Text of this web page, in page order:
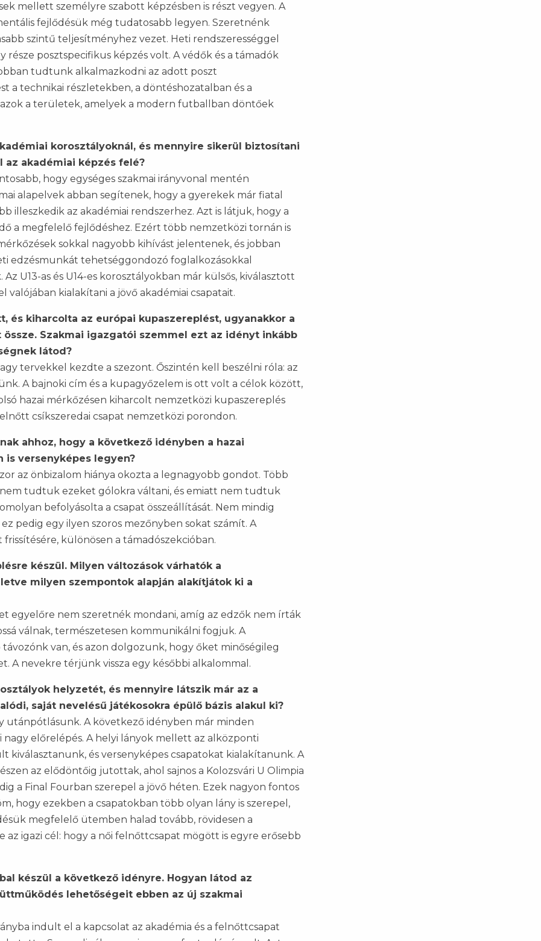
mellett személyre szabott képzésben is részt vegyen. A
fejlődésük még tudatosabb legyen. Szeretnénk
szintű teljesítményhez vezet. Heti rendszerességgel
posztspecifikus képzés volt. A védők és a támadók
tudtunk alkalmazkodni az adott poszt
a technikai részletekben, a döntéshozatalban és a
a területek, amelyek a modern futballban döntőek
korosztályoknál, és mennyire sikerül biztosítani
akadémiai képzés felé?
hogy egységes szakmai irányvonal mentén
alapelvek abban segítenek, hogy a gyerekek már fiatal
illeszkedik az akadémiai rendszerhez. Azt is látjuk, hogy a
a megfelelő fejlődéshez. Ezért több nemzetközi tornán is
sokkal nagyobb kihívást jelentenek, és jobban
edzésmunkát tehetséggondozó foglalkozásokkal
U13-as és U14-es korosztályokban már külsős, kiválasztott
kialakítani a jövő akadémiai csapatait.
és kiharcolta az európai kupaszereplést, ugyanakkor a
Szakmai igazgatói szemmel ezt az idényt inkább
látod?
tervekkel kezdte a szezont. Őszintén kell beszélni róla: az
A bajnoki cím és a kupagyőzelem is ott volt a célok között,
hazai mérkőzésen kiharcolt nemzetközi kupaszereplés
csíkszeredai csapat nemzetközi porondon.
ahhoz, hogy a következő idényben a hazai
is versenyképes legyen?
az önbizalom hiánya okozta a legnagyobb gondot. Több
tudtuk ezeket gólokra váltani, és emiatt nem tudtuk
befolyásolta a csapat összeállítását. Nem mindig
pedig egy ilyen szoros mezőnyben sokat számít. A
különösen a támadószekcióban.
készül. Milyen változások várhatók a
milyen szempontok alapján alakítjátok ki a
egyelőre nem szeretnék mondani, amíg az edzők nem írták
válnak, természetesen kommunikálni fogjuk. A
van, és azon dolgozunk, hogy őket minőségileg
A nevekre térjünk vissza egy későbbi alkalommal.
helyzetét, és mennyire látszik már az a
saját nevelésű játékosokra épülő bázis alakul ki?
utánpótlásunk. A következő idényben már minden
előrelépés. A helyi lányok mellett az alközponti
kiválasztanunk, és versenyképes csapatokat kialakítanunk. A
az elődöntőig jutottak, ahol sajnos a Kolozsvári U Olimpia
a Final Fourban szerepel a jövő héten. Ezek nagyon fontos
hogy ezekben a csapatokban több olyan lány is szerepel,
megfelelő ütemben halad tovább, rövidesen a
igazi cél: hogy a női felnőttcsapat mögött is egyre erősebb
készül a következő idényre. Hogyan látod az
lehetőségeit ebben az új szakmai
indult el a kapcsolat az akadémia és a felnőttcsapat